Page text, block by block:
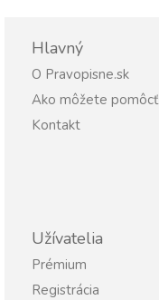
Hlavný
O Pravopisne.sk
Ako môžete pomôcť
Kontakt
Užívatelia
Prémium
Registrácia